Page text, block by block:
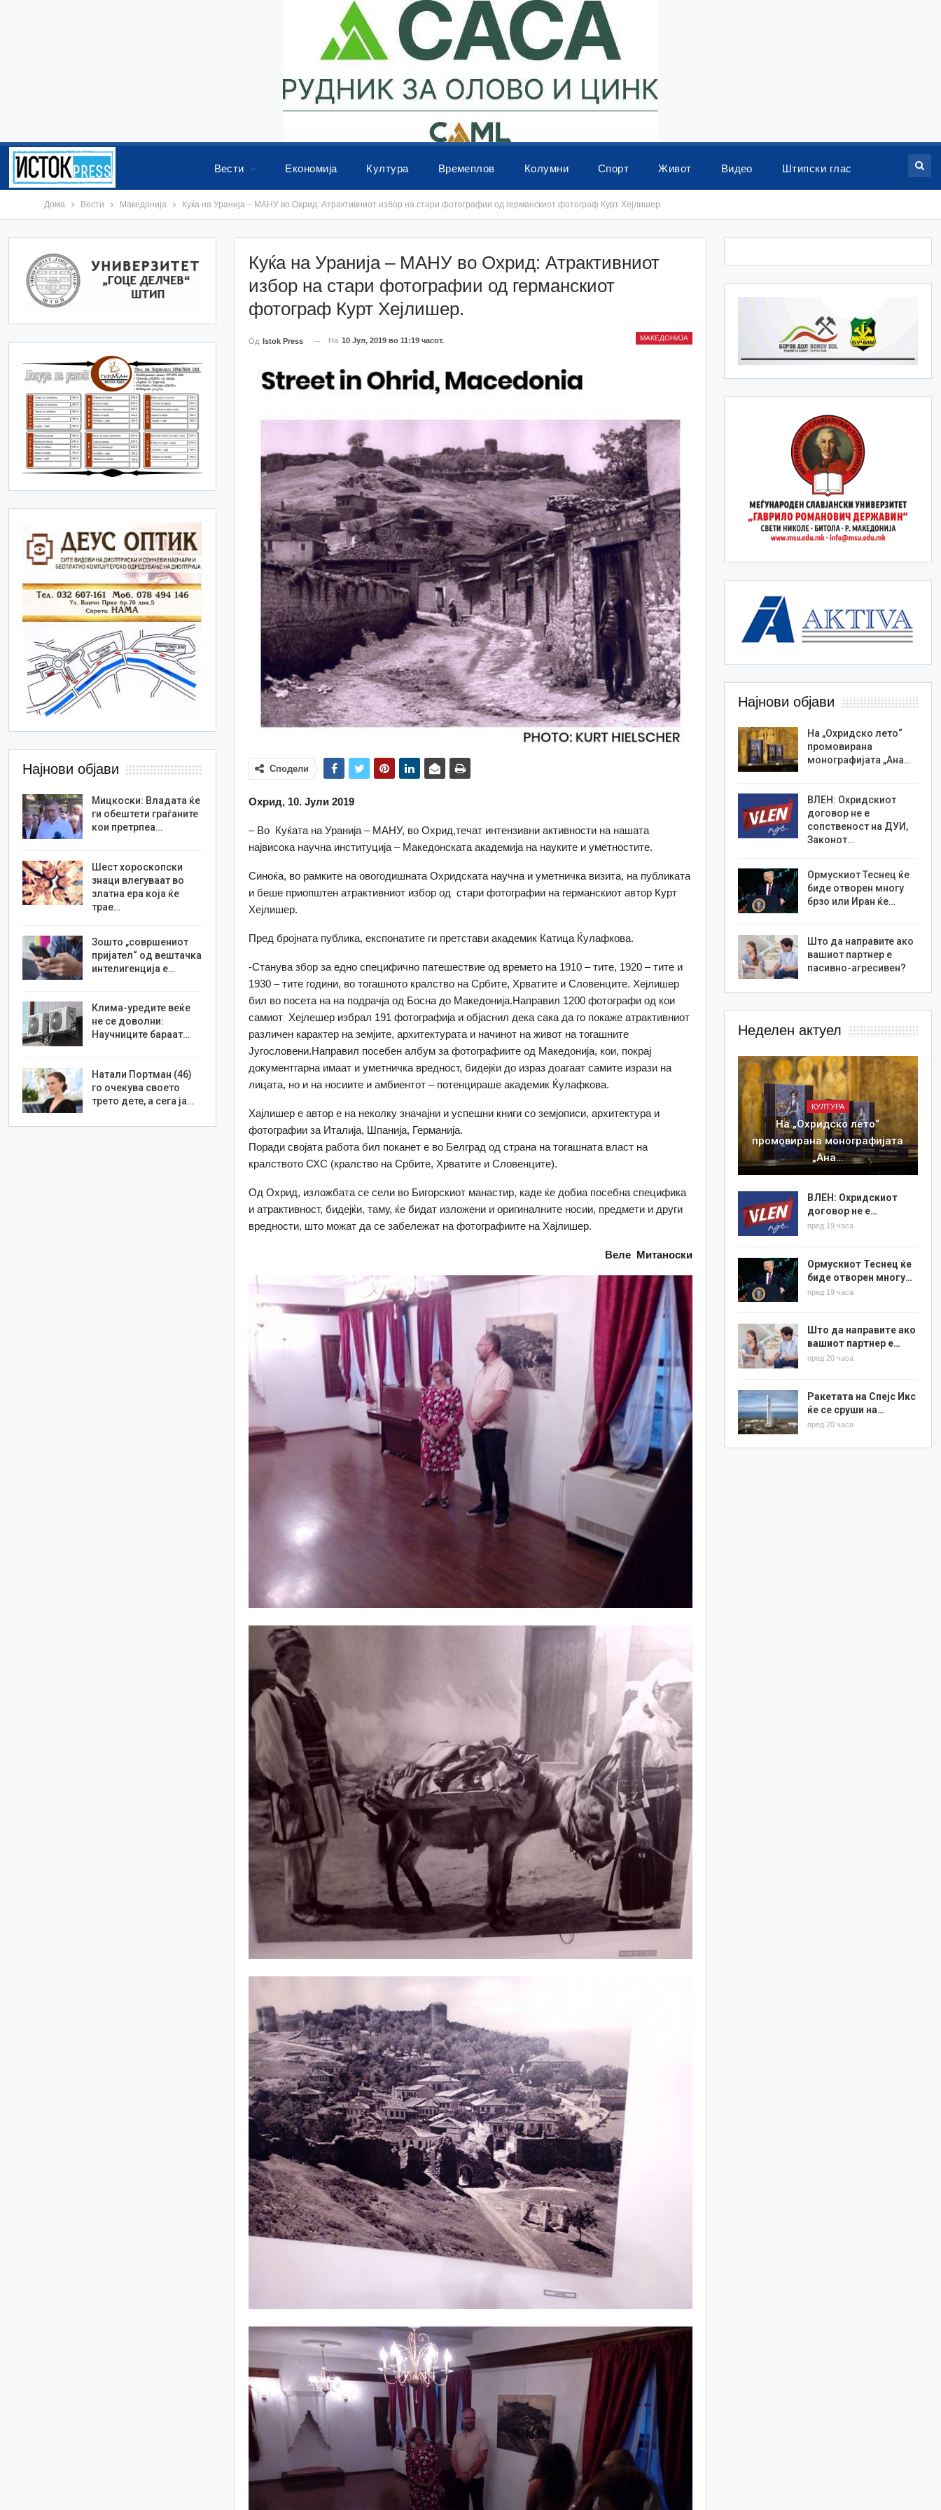
Вести Економија Култура Времеплов Колумни Спорт Живот Видео Штипски глас
Дома Вести Македонија Куќа на Уранија – МАНУ во Охрид: Aтрактивниот избор на стари фотографии од германскиот фотограф Курт Хејлишер.
Куќа на Уранија – МАНУ во Охрид: Aтрактивниот
избор на стари фотографии од германскиот
фотограф Курт Хејлишер.
МАКЕДОНИЈА
Од Istok Press На 10 Јул, 2019 во 11:19 часот.
Сподели
Охрид, 10. Јули 2019
– Во Куќата на Уранија – МАНУ, во Охрид,течат интензивни активности на нашата
највисока научна институција – Македонската академија на науките и уметностите.
Синоќа, во рамките на овогодишната Охридската научна и уметничка визита, на публиката
и беше приопштен атрактивниот избор од стари фотографии на германскиот автор Курт
Хејлишер.
Пред бројната публика, експонатите ги претстави академик Катица Ќулафкова.
-Станува збор за едно специфично патешествие од времето на 1910 – тите, 1920 – тите и
1930 – тите години, во тогашното кралство на Србите, Хрватите и Словенците. Хејлишер
бил во посета на на подрачја од Босна до Македонија.Направил 1200 фотографи од кои
самиот Хејлешер избрал 191 фотографија и објаснил дека сака да го покаже атрактивниот
различен карактер на земјите, архитектурата и начинот на живот на тогашните
Југословени.Направил посебен албум за фотографиите од Македонија, кои, покрај
документгарна имаат и уметничка вредност, бидејќи до израз доагаат самите изрази на
лицата, но и на носиите и амбиентот – потенцираше академик Ќулафкова.
Хајлишер е автор е на неколку значајни и успешни книги со земјописи, архитектура и
фотографии за Италија, Шпанија, Германија.
Поради својата работа бил поканет е во Белград од страна на тогашната власт на
кралството СХС (кралство на Србите, Хрватите и Словенците).
Од Охрид, изложбата се сели во Бигорскиот манастир, каде ќе добиа посебна специфика
и атрактивност, бидејќи, таму, ќе бидат изложени и оригиналните носии, предмети и други
вредности, што можат да се забележат на фотографиите на Хајлишер.
Веле Митаноски
Најнови објави
На „Охридско лето“
промовирана
монографијата „Ана…
ВЛЕН: Охридскиот
договор не е
сопственост на ДУИ,
Законот…
Ормускиот Теснец ќе
биде отворен многу
брзо или Иран ќе…
Што да направите ако
вашиот партнер е
пасивно-агресивен?
Неделен актуел
КУЛТУРА
На „Охридско лето“
промовирана монографијата
„Ана…
ВЛЕН: Охридскиот
договор не е…
пред 19 часа
Ормускиот Теснец ќе
биде отворен многу…
пред 19 часа
Што да направите ако
вашиот партнер е…
пред 20 часа
Ракетата на Спејс Икс
ќе се сруши на…
пред 20 часа
Најнови објави
Мицкоски: Владата ќе
ги обештети граѓаните
кои претрпеа…
Шест хороскопски
знаци влегуваат во
златна ера која ќе
трае…
Зошто „совршениот
пријател“ од вештачка
интелигенција е…
Клима-уредите веќе
не се доволни:
Научниците бараат…
Натали Портман (46)
го очекува своето
трето дете, а сега ја…